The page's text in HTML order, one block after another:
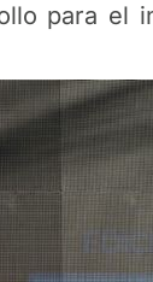
para el